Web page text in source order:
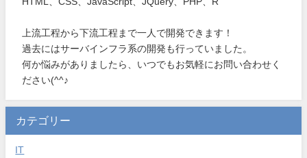
上流工程から下流工程まで一人で開発できます！
過去にはサーバインフラ系の開発も行っていました。
何か悩みがありましたら、いつでもお気軽にお問い合わせく
ださい(^^♪
カテゴリー
IT